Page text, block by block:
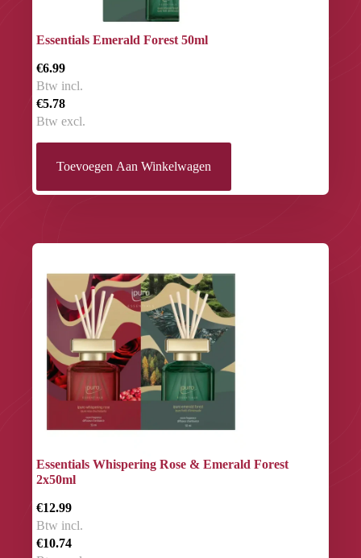
Essentials Emerald Forest 50ml
€6.99
Btw incl.
€5.78
Btw excl.
Toevoegen Aan Winkelwagen
Essentials Whispering Rose & Emerald Forest
2x50ml
€12.99
Btw incl.
€10.74